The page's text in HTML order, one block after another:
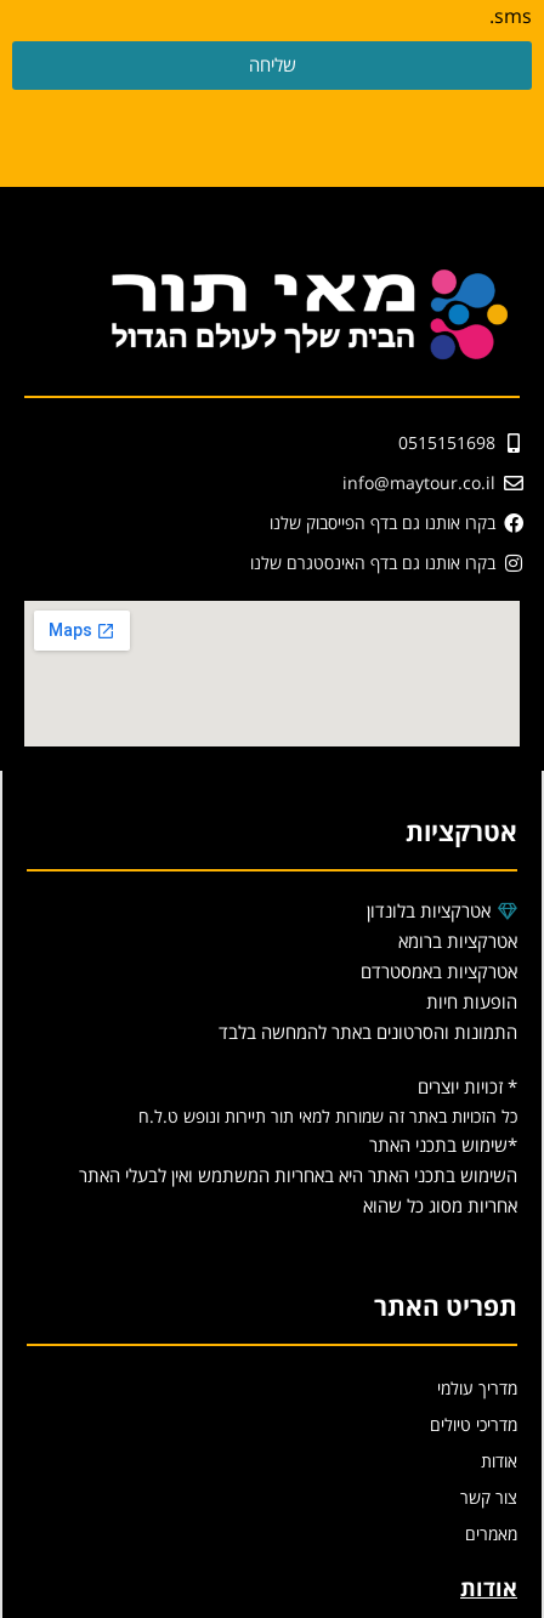
sms.
שליחה
0515151698
info@maytour.co.il
בקרו אותנו גם בדף הפייסבוק שלנו
בקרו אותנו גם בדף האינסטגרם שלנו
אטרקציות
אטרקציות בלונדון
אטרקציות ברומא
אטרקציות באמסטרדם
הופעות חיות
התמונות והסרטונים באתר להמחשה בלבד
* זכויות יוצרים
כל הזכויות באתר זה שמורות למאי תור תיירות ונופש ט.ל.ח
*שימוש בתכני האתר
השימוש בתכני האתר היא באחריות המשתמש ואין לבעלי האתר
אחריות מסוג כל שהוא
תפריט האתר
מדריך עולמי
מדריכי טיולים
אודות
צור קשר
מאמרים
אודות